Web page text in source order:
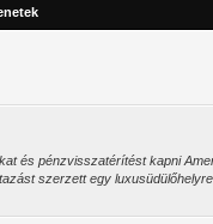
és pénzvisszatérítést kapni
szerzett egy